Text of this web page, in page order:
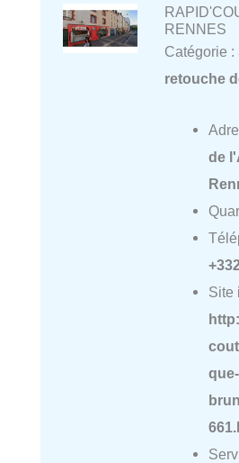
RENNES
Catégorie :
retouche
de
Site